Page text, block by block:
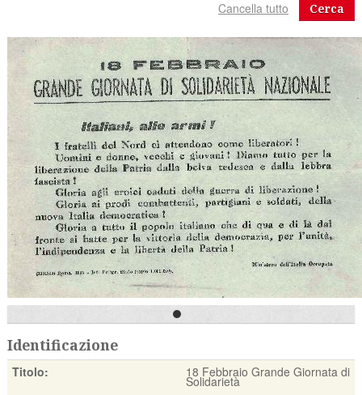
Cerca
Identificazione
Titolo: 18 Febbraio Grande Giornata di
Solidarietà